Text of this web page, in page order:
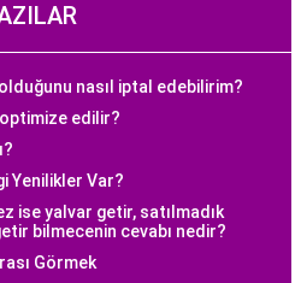
nasıl iptal edebilirim?
edilir?
Yenilikler Var?
ise yalvar getir, satılmadık
bilmecenin cevabı nedir?
Görmek